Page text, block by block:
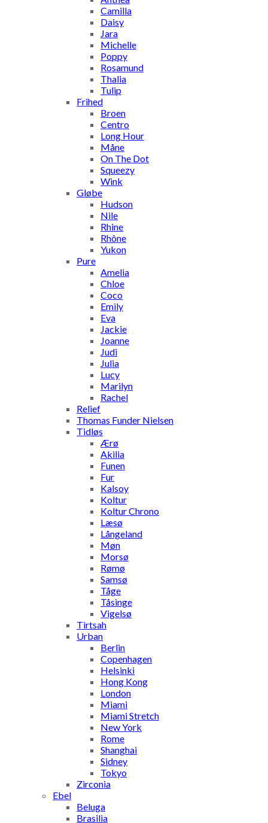
Camilla
Daisy
Jara
Michelle
Poppy
Rosamund
Thalia
Tulip
Frihed
Broen
Centro
Long Hour
Måne
On The Dot
Squeezy
Wink
Gløbe
Hudson
Nile
Rhine
Rhône
Yukon
Pure
Amelia
Chloe
Coco
Emily
Eva
Jackie
Joanne
Judi
Julia
Lucy
Marilyn
Rachel
Relief
Thomas Funder Nielsen
Tidløs
Ærø
Akilia
Funen
Fur
Kalsoy
Koltur
Koltur Chrono
Læsø
Långeland
Møn
Morsø
Rømø
Samsø
Tåge
Tåsinge
Vigelsø
Tirtsah
Urban
Berlin
Copenhagen
Helsinki
Hong Kong
London
Miami
Miami Stretch
New York
Rome
Shanghai
Sidney
Tokyo
Zirconia
Ebel
Beluga
Brasilia